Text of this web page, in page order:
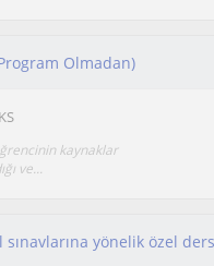
Olmadan)
kaynaklar
ve...